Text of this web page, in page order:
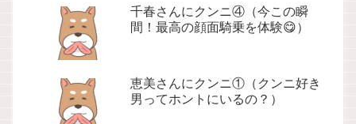
千春さんにクンニ④（今この瞬
間！最高の顔面騎乗を体験😋）
恵美さんにクンニ①（クンニ好き
男ってホントにいるの？）